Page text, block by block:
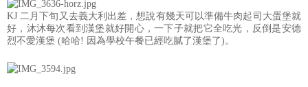
KJ 二月下旬又去義大利出差，想說有幾天可以準備牛肉起司大蛋堡就
好，沐沐每次看到漢堡就好開心，一下子就把它全吃光，反倒是安德
烈不愛漢堡 (哈哈! 因為學校午餐已經吃膩了漢堡了)。